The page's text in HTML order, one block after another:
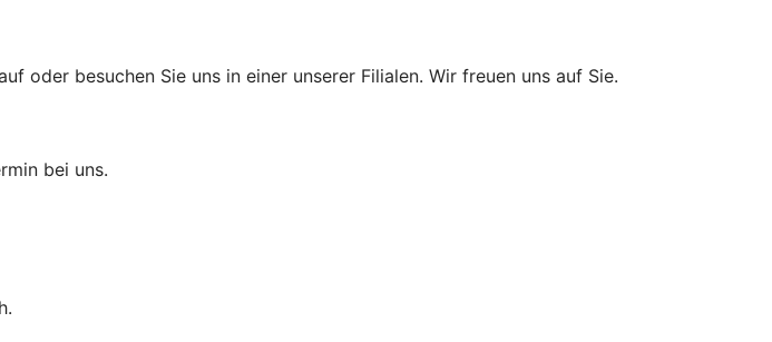
oder besuchen Sie uns in einer unserer Filialen. Wir freuen uns auf Sie.
bei uns.